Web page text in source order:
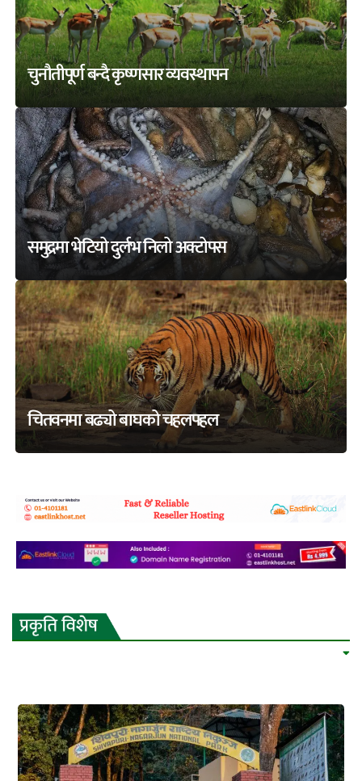
चुनौतीपूर्ण बन्दै कृष्णसार व्यवस्थापन
समुद्रमा भेटियो दुर्लभ निलो अक्टोपस
चितवनमा बढ्यो बाघको चहलपहल